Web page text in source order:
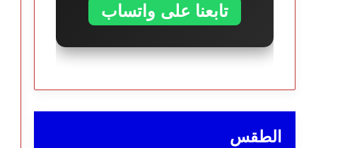
تابعنا على واتساب
الطقس